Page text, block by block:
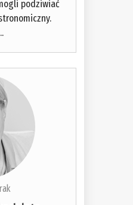
podziwiać